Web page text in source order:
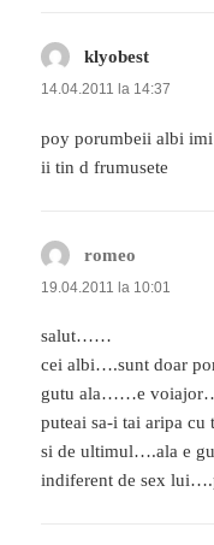
klyobest
14.04.2011 la 14:37
poy porumbeii albi
ii tin d frumusete
romeo
19.04.2011 la 10:01
salut……
cei albi….sunt doar
gutu ala……e
puteai sa-i tai aripa
si de ultimul….ala e
indiferent de sex